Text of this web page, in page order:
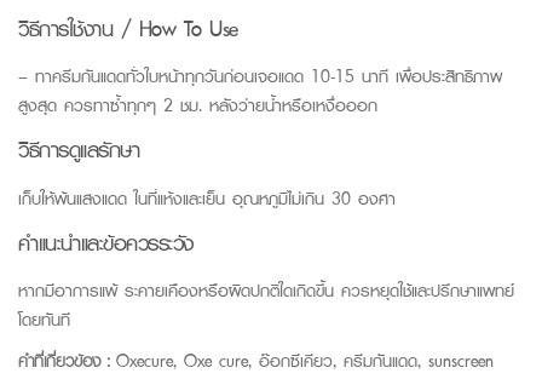
วิธีการใช้งาน / How To Use
– ทาครีมกันแดดทั่วใบหน้าทุกวันก่อนเจอแดด 10-15 นาที เพื่อประสิทธิภาพ
สูงสุด ควรทาซ้ำทุกๆ 2 ชม. หลังว่ายน้ำหรือเหงื่อออก
วิธีการดูแลรักษา
เก็บให้พ้นแสงแดด ในที่แห้งและเย็น อุณหภูมิไม่เกิน 30 องศา
คำแนะนำและข้อควรระวัง
หากมีอาการแพ้ ระคายเคืองหรือผิดปกติใดเกิดขึ้น ควรหยุดใช้และปรึกษาแพทย์
โดยทันที
คำที่เกี่ยวข้อง : Oxecure, Oxe cure, อ๊อกซีเคียว, ครีมกันแดด, sunscreen